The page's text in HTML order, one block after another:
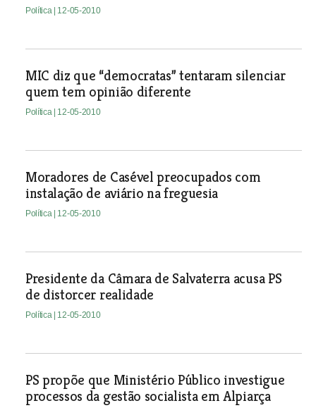
Política | 12-05-2010
MIC diz que “democratas” tentaram silenciar
quem tem opinião diferente
Política | 12-05-2010
Moradores de Casével preocupados com
instalação de aviário na freguesia
Política | 12-05-2010
Presidente da Câmara de Salvaterra acusa PS
de distorcer realidade
Política | 12-05-2010
PS propõe que Ministério Público investigue
processos da gestão socialista em Alpiarça